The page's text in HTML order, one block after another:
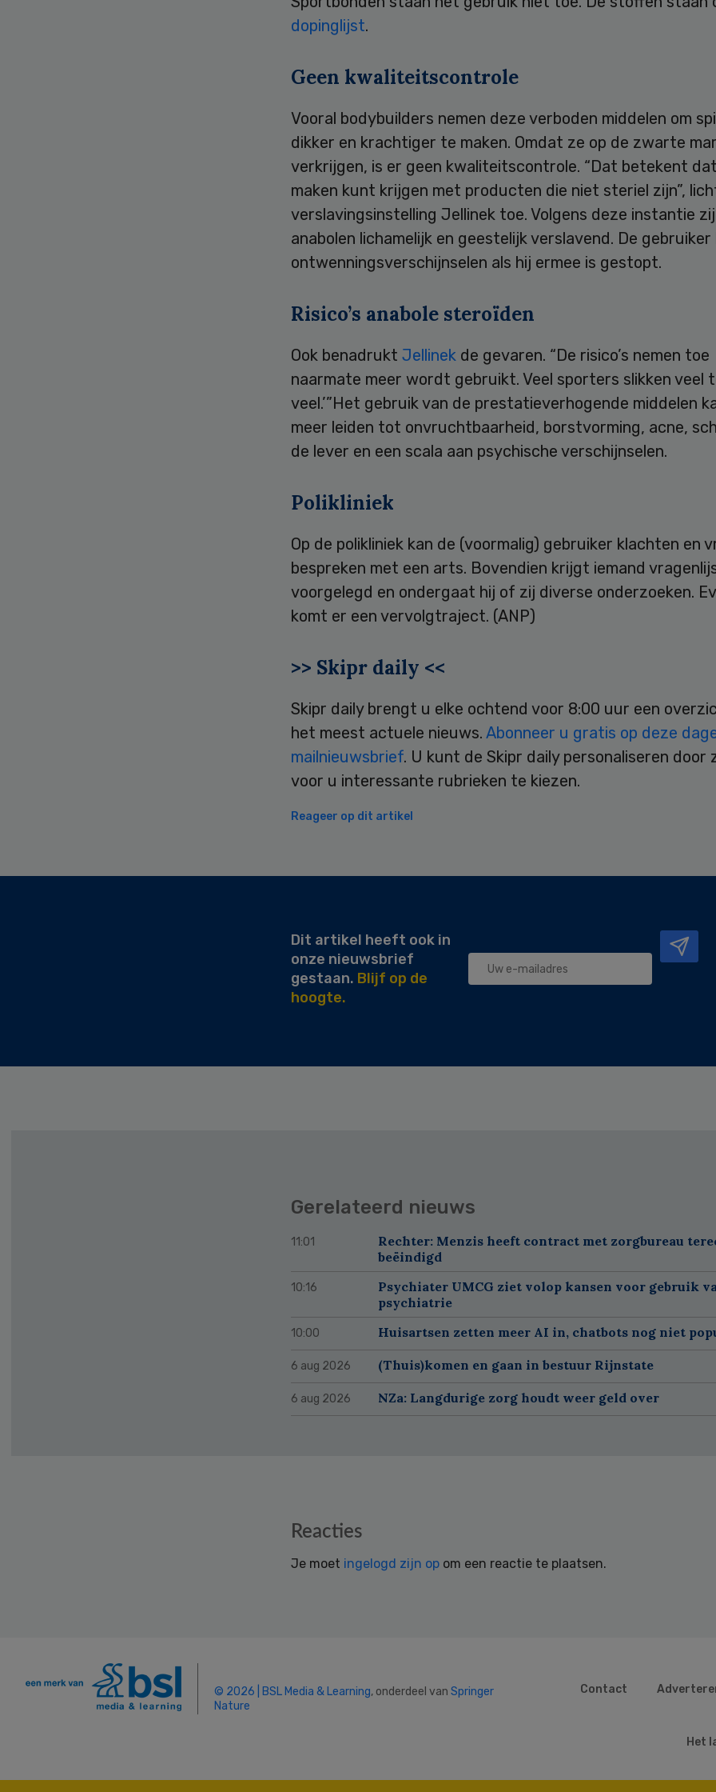
dopinglijst.
Geen kwaliteitscontrole
Vooral bodybuilders nemen deze verboden middelen om
dikker en krachtiger te maken. Omdat ze op de zwarte
verkrijgen, is er geen kwaliteitscontrole. “Dat betekent
maken kunt krijgen met producten die niet steriel zijn”,
verslavingsinstelling Jellinek toe. Volgens deze instantie
anabolen lichamelijk en geestelijk verslavend. De
ontwenningsverschijnselen als hij ermee is gestopt.
Risico’s anabole steroïden
Ook benadrukt Jellinek de gevaren. “De risico’s nemen toe
naarmate meer wordt gebruikt. Veel sporters slikken veel
veel.’”Het gebruik van de prestatieverhogende middelen
meer leiden tot onvruchtbaarheid, borstvorming, acne,
de lever en een scala aan psychische verschijnselen.
Polikliniek
Op de polikliniek kan de (voormalig) gebruiker klachten en
bespreken met een arts. Bovendien krijgt iemand
voorgelegd en ondergaat hij of zij diverse onderzoeken.
komt er een vervolgtraject. (ANP)
>> Skipr daily <<
Skipr daily brengt u elke ochtend voor 8:00 uur een
het meest actuele nieuws. Abonneer u gratis op deze
mailnieuwsbrief. U kunt de Skipr daily personaliseren door
voor u interessante rubrieken te kiezen.
Reageer op dit artikel
Secondary
Dit artikel heeft ook in
onze nieuwsbrief
gestaan. Blijf op de
hoogte.
Gerelateerd nieuws
11:01
Rechter: Menzis heeft contract met zorgbureau
beëindigd
10:16
Psychiater UMCG ziet volop kansen voor gebruik
psychiatrie
10:00 Huisartsen zetten meer AI in, chatbots nog niet
6 aug 2026 (Thuis)komen en gaan in bestuur Rijnstate
6 aug 2026 NZa: Langdurige zorg houdt weer geld over
Reacties
Je moet ingelogd zijn op om een reactie te plaatsen.
© 2026 | BSL Media & Learning, onderdeel van Springer
Nature
Contact
Het